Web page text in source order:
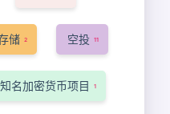
储 2 空投 11
知名加密货币项目 1